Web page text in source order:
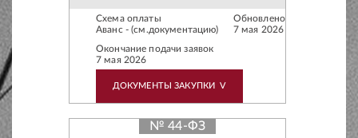
Схема оплаты
Аванс - (см.документацию)
Обновлено
7 мая 2026
Окончание подачи заявок
7 мая 2026
ДОКУМЕНТЫ ЗАКУПКИ V
№ 44-ФЗ